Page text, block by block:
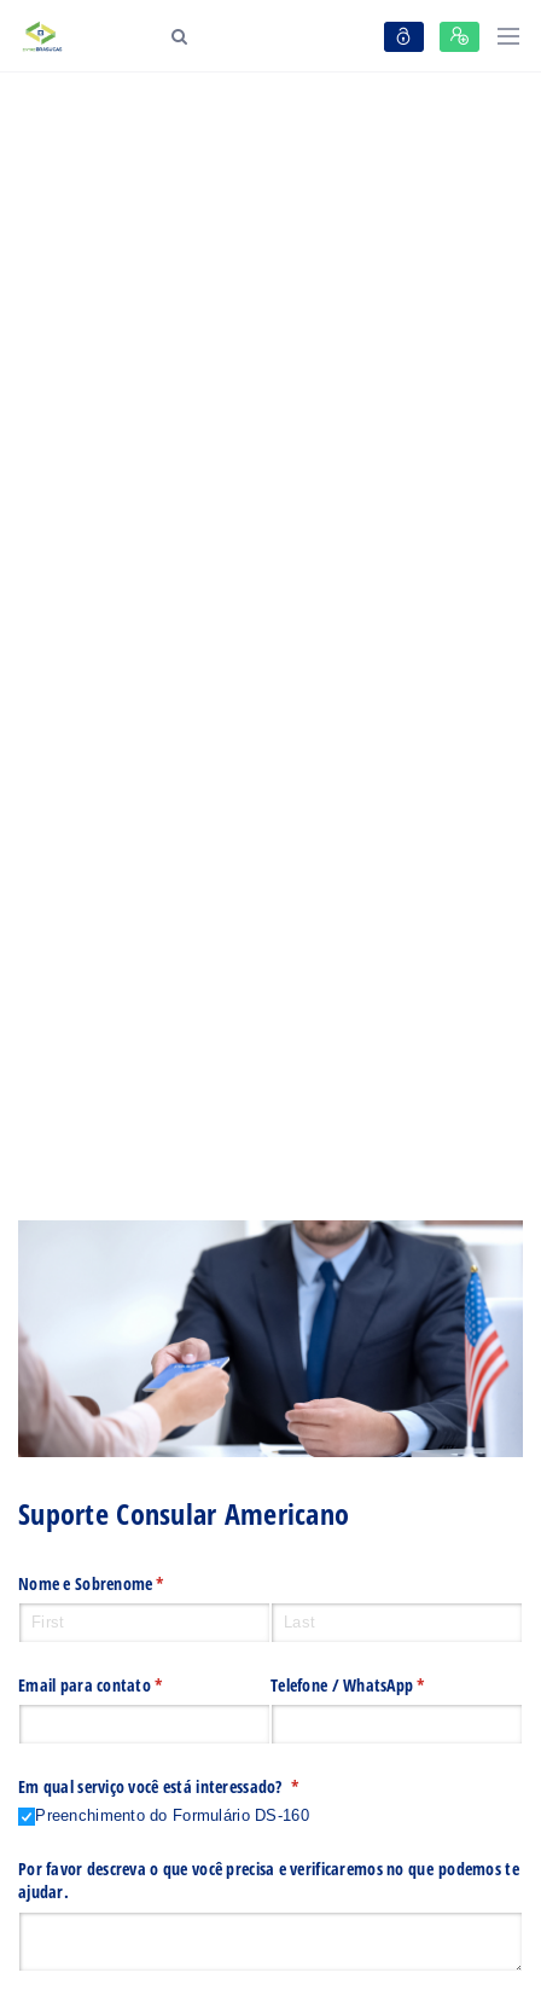
Suporte Consular Americano
Nome e Sobrenome*
(required)
Email para contato*
(required) Telefone /​ WhatsApp*
(required)
Em qual serviço você está interessado? *
(required)
Preenchimento do Formulário DS-160
Por favor descreva o que você precisa e verificaremos no que podemos te
ajudar.